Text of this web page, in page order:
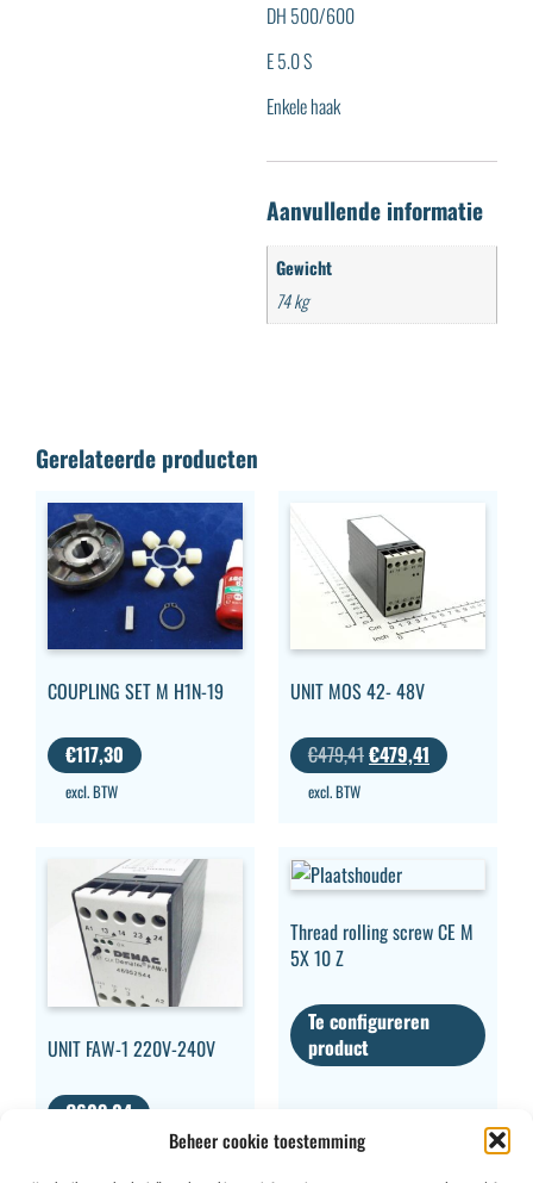
Beheer cookie toestemming
DH 500/600
E 5.0 S
Enkele haak
Aanvullende informatie
Gewicht
74 kg
Gerelateerde producten
COUPLING SET M H1N-19
€117,30
excl. BTW
UNIT MOS 42- 48V
€479,41€479,41
excl. BTW
UNIT FAW-1 220V-240V
€603,04
Thread rolling screw CE M
5X 10 Z
Te configureren
product